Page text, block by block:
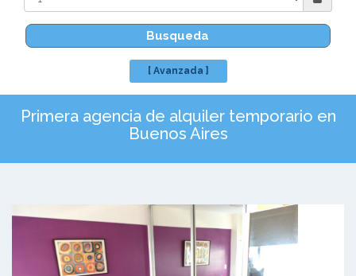
Busqueda
[ Avanzada ]
Primera agencia de alquiler temporario en
Buenos Aires